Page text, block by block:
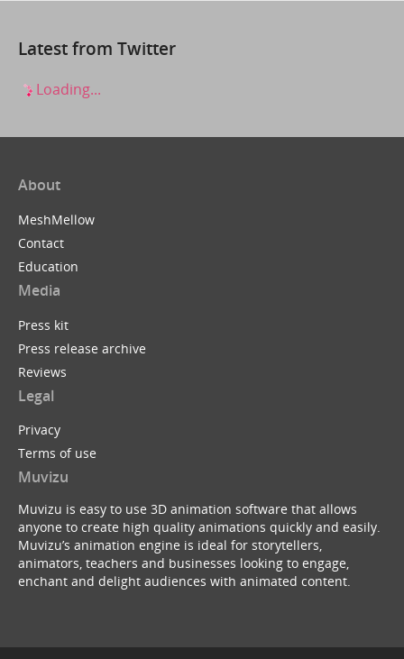
Latest from Twitter
Loading...
About
MeshMellow
Contact
Education
Media
Press kit
Press release archive
Reviews
Legal
Privacy
Terms of use
Muvizu
Muvizu is easy to use 3D animation software that allows
anyone to create high quality animations quickly and easily.
Muvizu’s animation engine is ideal for storytellers,
animators, teachers and businesses looking to engage,
enchant and delight audiences with animated content.